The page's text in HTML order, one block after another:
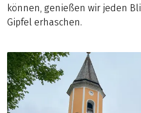
können, genießen wir jeden
Gipfel erhaschen.